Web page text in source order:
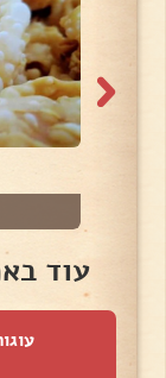
עוד